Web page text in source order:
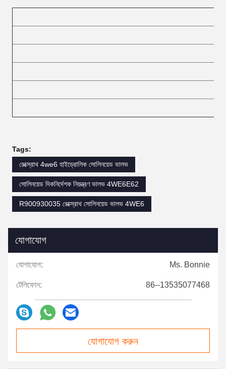
Tags:
রেক্স্রোথ 4we6 হাইড্রোলিক সোলিনয়েড ভালভ
সোলিনয়েড দিকনির্দেশক নিয়ন্ত্রণ ভালভ 4WE6E62
R900930035 রেক্স্রোথ সোলিনয়েড ভালভ 4WE6
যোগাযোগ
যোগাযোগ: Ms. Bonnie
টেলিফোন: 86--13535077468
যোগাযোগ করুন